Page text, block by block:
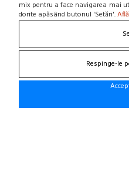
mix pentru a face navigarea mai
dorite apăsând butonul 'Setări'.
Respinge-le
NOU! BLOG
Suna la 0766 182 324,
Craiova, Str. Calea
(zona semafoare Institut)